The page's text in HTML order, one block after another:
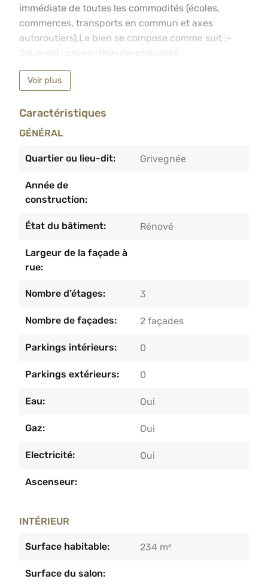
immédiate de toutes les commodités (écoles,
commerces, transports en commun et axes
autoroutiers).Le bien se compose comme suit :-
Sous-sol : caves.-Rez-de-chaussée :
commerce/bureau de 75 m², avec cour et garage
accessible par la rue arrière.-1er étage :
logement 1 chambre de 102 m² avec grenier
aménagéParticularités :– Immeuble entièrement
– Chauffage central au gaz (chauffage électrique
1281€Informations et visites au 04/233.55.55.
Voir plus
Caractéristiques
GÉNÉRAL
Quartier ou lieu-dit: Grivegnée
Année de
construction:
État du bâtiment: Rénové
Largeur de la façade à
rue:
Nombre d’étages: 3
Nombre de façades: 2 façades
Parkings intérieurs: 0
Parkings extérieurs: 0
Eau: Oui
Gaz: Oui
Electricité: Oui
Ascenseur:
INTÉRIEUR
Surface habitable: 234 m²
Surface du salon: